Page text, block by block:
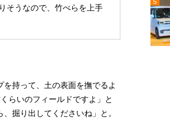
そうなので、竹べらを上手
持って、土の表面を撫でるよ
らいのフィールドですよ」と
掘り出してくださいね」と。